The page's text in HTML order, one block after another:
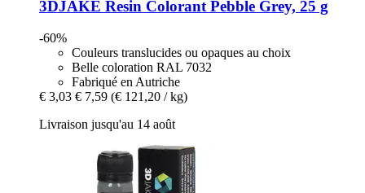
3DJAKE Resin Colorant Pebble Grey, 25 g
-60%
Couleurs translucides ou opaques au choix
Belle coloration RAL 7032
Fabriqué en Autriche
€ 3,03 € 7,59 (€ 121,20 / kg)
Livraison jusqu'au 14 août